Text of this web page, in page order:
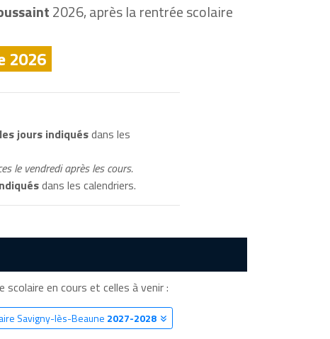
2026, après la rentrée scolaire
2026
jours indiquésdans les
le vendredi après les cours.
dans les calendriers.
en cours et celles à venir :
Savigny-lès-Beaune 2027-2028